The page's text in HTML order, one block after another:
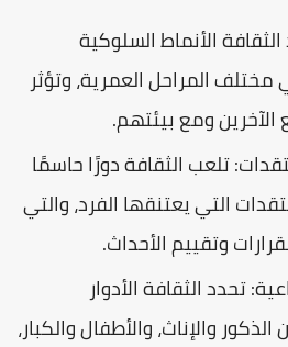
الأنماط السلوكية
المراحل العمرية، وتؤثر
ومع بيئتهم.
تلعب الثقافة دورًا حاسمًا
التي يعتنقها الفرد، والتي
وتقييم الأحداث.
تحدد الثقافة الأدوار
والإناث، والأطفال والكبار،